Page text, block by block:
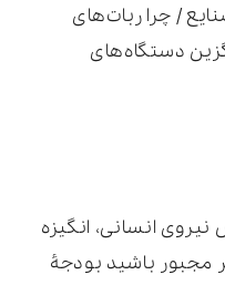
/ چرا ربات‌های
دستگاه‌های
انسانی، انگیزه
مجبور باشید بودجۀ